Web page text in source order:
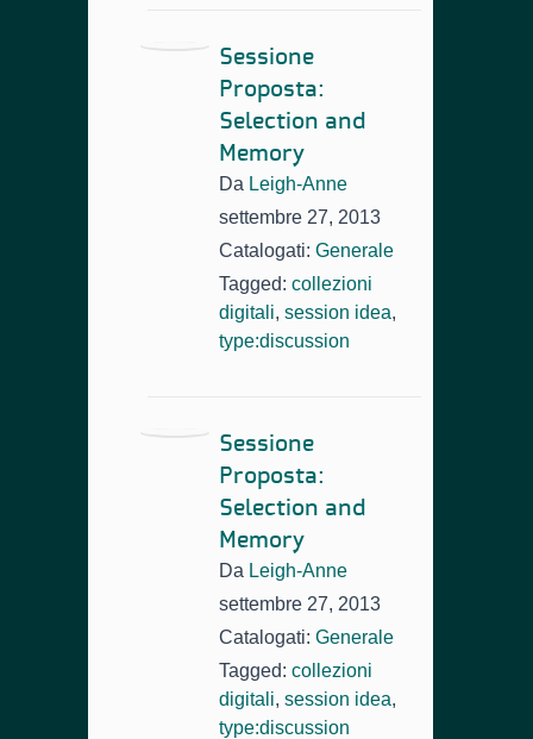
Sessione
Proposta:
Selection and
Memory
Da Leigh-Anne
settembre 27, 2013
Catalogati: Generale
Tagged: collezioni
digitali, session idea,
type:discussion
Sessione
Proposta:
Selection and
Memory
Da Leigh-Anne
settembre 27, 2013
Catalogati: Generale
Tagged: collezioni
digitali, session idea,
type:discussion